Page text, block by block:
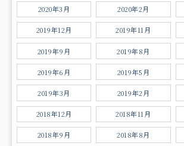
2020年3月 2020年2月
2019年12月 2019年11月
2019年9月 2019年8月
2019年6月 2019年5月
2019年3月 2019年2月
2018年12月 2018年11月
2018年9月 2018年8月